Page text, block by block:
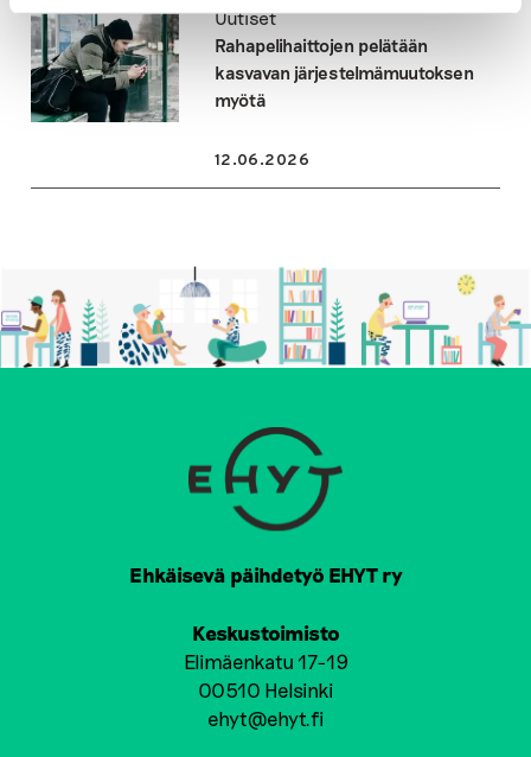
Uutiset
Rahapelihaittojen pelätään
kasvavan järjestelmämuutoksen
myötä
12.06.2026
Ehkäisevä päihdetyö EHYT ry
Keskustoimisto
Elimäenkatu 17-19
00510 Helsinki
ehyt@ehyt.fi